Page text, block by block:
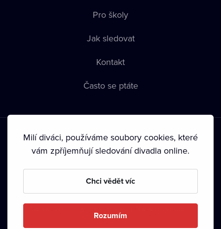
Pro školy
Jak sledovat
Kontakt
Často se ptáte
Podmínky používání • Ochrana soukromí • Zásady používání
• Autorská práva•
Milí diváci, používáme soubory cookies, které
vám zpříjemňují sledování divadla online.
Chci vědět víc
Rozumím